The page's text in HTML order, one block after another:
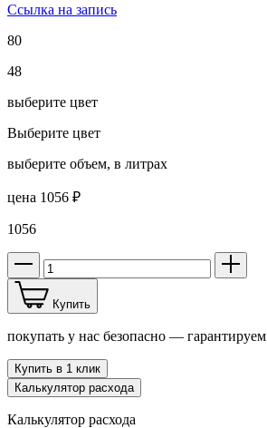
Ссылка на запись
80
48
выберите цвет
Выберите цвет
выберите объем, в литрах
цена 1056 ₽
1056
Купить
покупать у нас безопасно — гарантируем
Купить в 1 клик
Калькулятор расхода
Калькулятор расхода